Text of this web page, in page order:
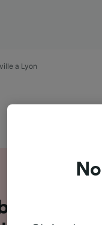
a Lyon
de